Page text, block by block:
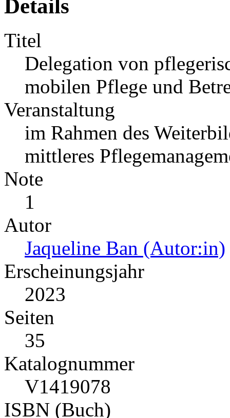
Details
Titel
Delegation von
mobilen Pflege und
Veranstaltung
im Rahmen des
mittleres
Note
1
Autor
Jaqueline Ban (Autor:in)
Erscheinungsjahr
2023
Seiten
35
Katalognummer
V1419078
ISBN (Buch)